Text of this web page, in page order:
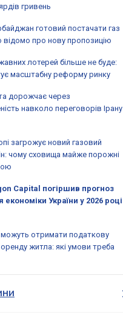
гривень
готовий постачати газ
відомо про нову пропозицію
лотерей більше не буде:
масштабну реформу ринку
дорожчає через
навколо переговорів Ірану
загрожує новий газовий
чому сховища майже порожні
Capital погіршив прогноз
економіки України у 2026 році
отримати податкову
житла: які умови треба